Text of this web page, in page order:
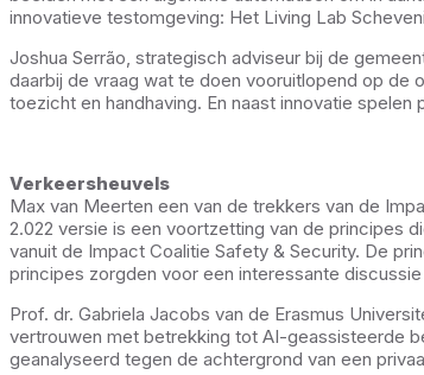
innovatieve testomgeving: Het Living Lab
Joshua Serrão, strategisch adviseur bij de
daarbij de vraag wat te doen vooruitlopend op de
toezicht en handhaving. En naast innovatie
Verkeersheuvels
Max van Meerten een van de trekkers van de
2.022 versie is een voortzetting van de principes
vanuit de Impact Coalitie Safety & Security. De
principes zorgden voor een interessante
Prof. dr. Gabriela Jacobs van de Erasmus
vertrouwen met betrekking tot AI-geassisteerde
geanalyseerd tegen de achtergrond van een